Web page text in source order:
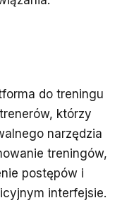
do treningu
którzy
narzędzia
treningów,
postępów i
interfejsie.